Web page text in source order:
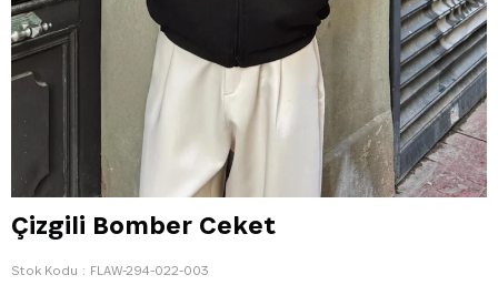
Çizgili Bomber Ceket
Stok Kodu
FLAW-294-022-003